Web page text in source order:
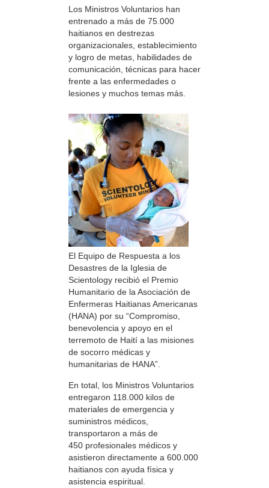
Los Ministros Voluntarios han
entrenado a más de 75.000
haitianos en destrezas
organizacionales, establecimiento
y logro de metas, habilidades de
comunicación, técnicas para hacer
frente a las enfermedades o
lesiones y muchos temas más.
El Equipo de Respuesta a los
Desastres de la Iglesia de
Scientology recibió el Premio
Humanitario de la Asociación de
Enfermeras Haitianas Americanas
(HANA) por su “Compromiso,
benevolencia y apoyo en el
terremoto de Haití a las misiones
de socorro médicas y
humanitarias de HANA”.
En total, los Ministros Voluntarios
entregaron 118.000 kilos de
materiales de emergencia y
suministros médicos,
transportaron a más de
450 profesionales médicos y
asistieron directamente a 600.000
haitianos con ayuda física y
asistencia espiritual.